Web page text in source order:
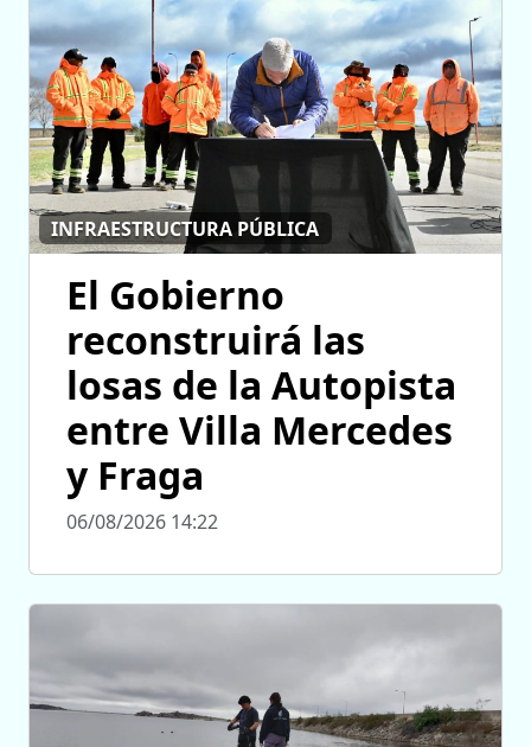
INFRAESTRUCTURA PÚBLICA
El Gobierno
reconstruirá las
losas de la Autopista
entre Villa Mercedes
y Fraga
06/08/2026 14:22